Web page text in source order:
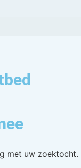
met uw zoektocht.